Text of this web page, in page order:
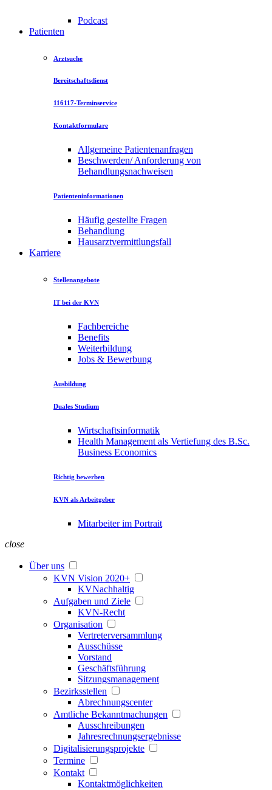
Podcast
Patienten
Arztsuche
Bereitschaftsdienst
116117-Terminservice
Kontaktformulare
Allgemeine Patientenanfragen
Beschwerden/ Anforderung von
Behandlungsnachweisen
Patienteninformationen
Häufig gestellte Fragen
Behandlung
Hausarztvermittlungsfall
Karriere
Stellenangebote
IT bei der KVN
Fachbereiche
Benefits
Weiterbildung
Jobs & Bewerbung
Ausbildung
Duales Studium
Wirtschaftsinformatik
Health Management als Vertiefung des B.Sc.
Business Economics
Richtig bewerben
KVN als Arbeitgeber
Mitarbeiter im Portrait
close
Über uns
KVN Vision 2020+
KVNachhaltig
Aufgaben und Ziele
KVN-Recht
Organisation
Vertreterversammlung
Ausschüsse
Vorstand
Geschäftsführung
Sitzungsmanagement
Bezirksstellen
Abrechnungscenter
Amtliche Bekanntmachungen
Ausschreibungen
Jahresrechnungsergebnisse
Digitalisierungsprojekte
Termine
Kontakt
Kontaktmöglichkeiten